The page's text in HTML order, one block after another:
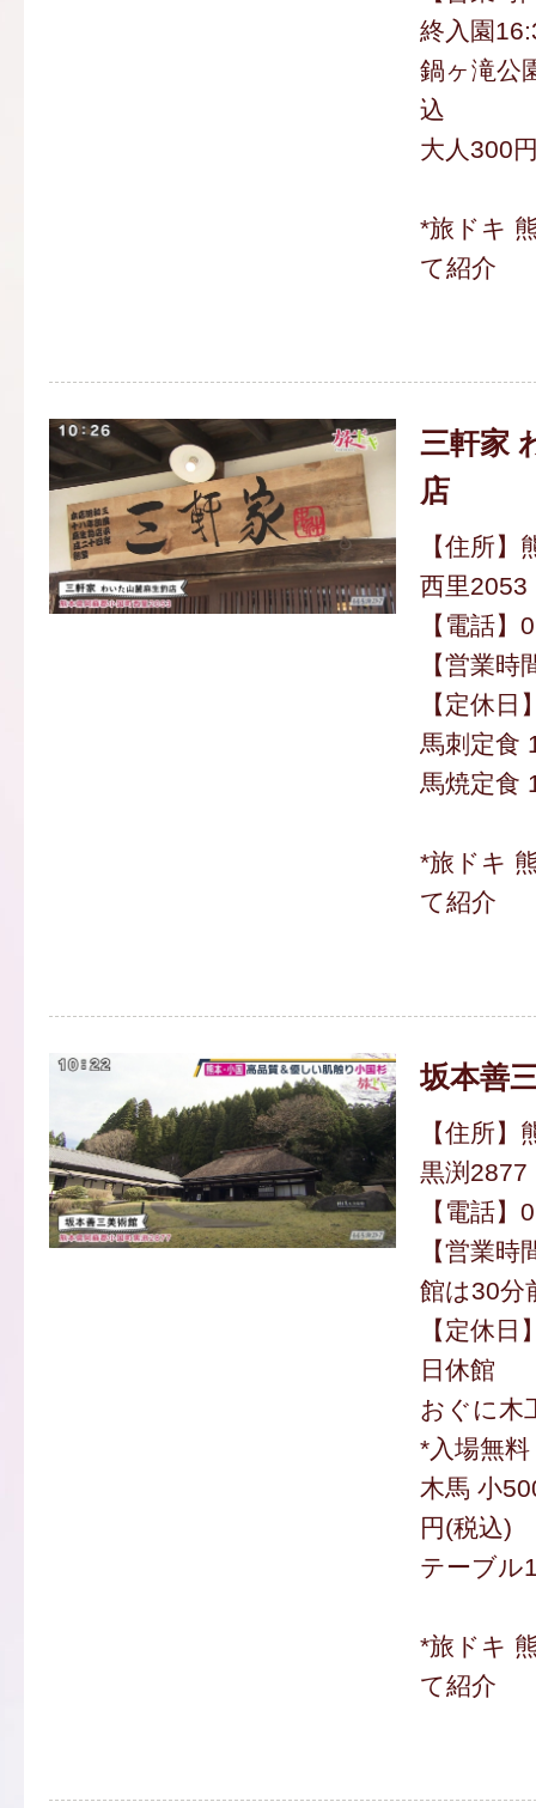
終入園
鍋ヶ滝公
込
大人300
*旅ドキ
て紹介
三軒家
店
【住所
西里2053
【電話
【営業
【定休日
馬刺定食
馬焼定食
*旅ドキ
て紹介
坂本善
【住所
黒渕2877
【電話
【営業
館は30分
【定休
日休館
おぐに木
*入場無料
木馬 小
円(税込)
テーブル
*旅ドキ
て紹介